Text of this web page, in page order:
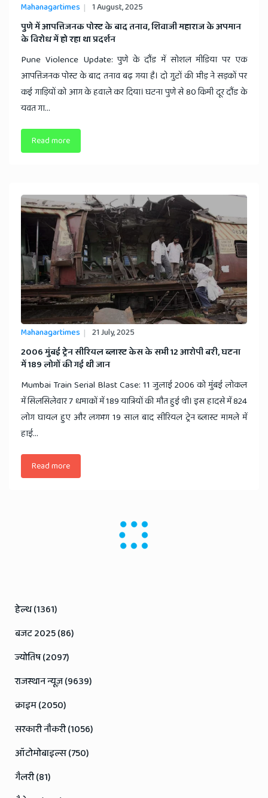
Mahanagartimes 1 August, 2025
​पुणे में आपत्तिजनक पोस्ट के बाद तनाव, शिवाजी महाराज के अपमान
के विरोध में हो रहा था प्रदर्शन
Pune Violence Update: पुणे के दौंड में सोशल मीडिया पर एक
आपत्तिजनक पोस्ट के बाद तनाव बढ़ गया है। दो गुटों की भीड़ ने सड़कों पर
कई गाड़ियों को आग के हवाले कर दिया। घटना पुणे से 80 किमी दूर दौंड के
यवत गा...
Read more
Mahanagartimes 21 July, 2025
​2006 मुंबई ट्रेन सीरियल ब्लास्ट केस के सभी 12 आरोपी बरी, घटना
में 189 लोगों की गई थी जान
Mumbai Train Serial Blast Case: 11 जुलाई 2006 को मुंबई लोकल
में सिलसिलेवार 7 धमाकों में 189 यात्रियों की मौत हुई थी। इस हादसे में 824
लोग घायल हुए और लगभग 19 साल बाद सीरियल ट्रेन ब्लास्ट मामले में
हाई...
Read more
Mahanagartimes
महाराष्ट्र में विधायकों की अयोग्यता पर सुप्रीम कोर्ट में सुनवाई, कोर्ट ने
कहा 'स्पीकर 10 जनवरी तक फैसला लें, पहले 31 दिसंबर डेडलाइन थी
महानगर संवाददातासुप्रीम कोर्ट ने महाराष्ट्र में विधायकों की अयोग्यता पर
फैसला लेने के लिए विधानसभा स्पीकर राहुल नार्वेकर को 10 दिन का और
Read more